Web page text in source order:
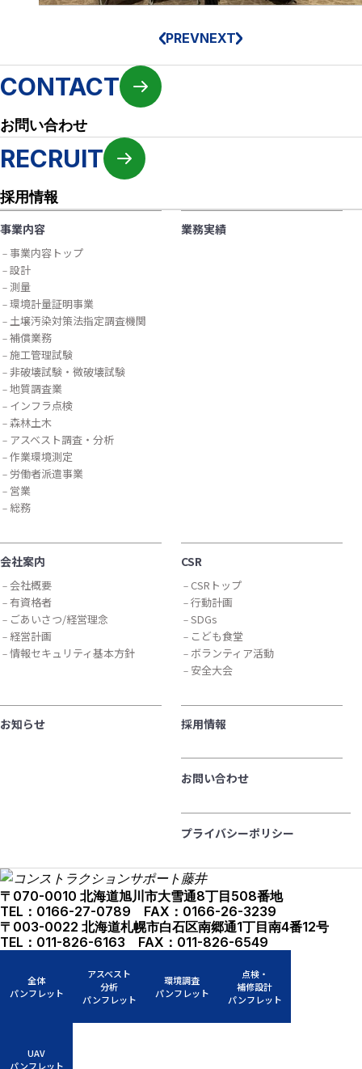
PREVNEXT
CONTACT
お問い合わせ
RECRUIT
採用情報
事業内容
事業内容トップ
設計
測量
環境計量証明事業
土壌汚染対策法指定調査機関
補償業務
施工管理試験
非破壊試験・微破壊試験
地質調査業
インフラ点検
森林土木
アスベスト調査・分析
作業環境測定
労働者派遣事業
営業
総務
業務実績
会社案内
会社概要
有資格者
ごあいさつ/経営理念
経営計画
情報セキュリティ基本方針
CSR
CSRトップ
行動計画
SDGs
こども食堂
ボランティア活動
安全大会
お知らせ 採用情報
お問い合わせ
プライバシーポリシー
〒070-0010 北海道旭川市大雪通8丁目508番地
TEL：0166-27-0789 FAX：0166-26-3239
〒003-0022 北海道札幌市白石区南郷通1丁目南4番12号
TEL：011-826-6163 FAX：011-826-6549
全体
パンフレット
アスベスト
分析
パンフレット
環境調査
パンフレット
点検・
補修設計
パンフレット
UAV
パンフレット